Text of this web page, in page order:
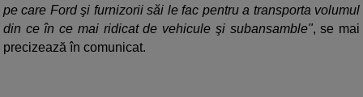
pe care Ford şi furnizorii săi le fac pentru a transporta volumul
din ce în ce mai ridicat de vehicule şi subansamble", se mai
precizează în comunicat.